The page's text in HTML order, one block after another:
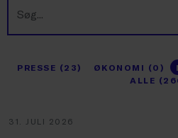
PRESSE (23) ØKONOMI (0)
ALLE
31. JULI 2026